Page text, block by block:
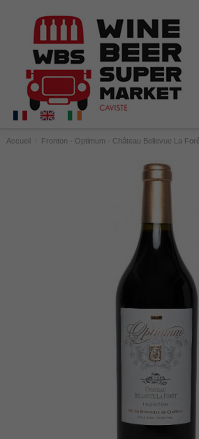
Accueil Fronton - Optimum - Château Bellevue La